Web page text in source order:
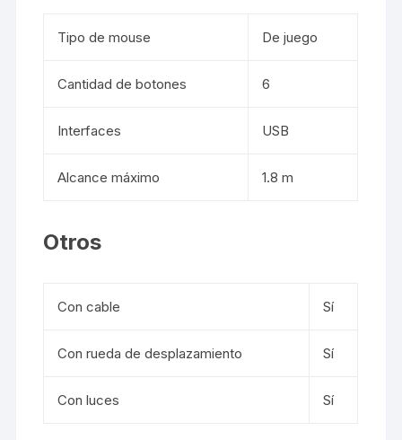
Tipo de mouse De juego
Cantidad de botones 6
Interfaces USB
Alcance máximo 1.8 m
Otros
Con cable Sí
Con rueda de desplazamiento Sí
Con luces Sí